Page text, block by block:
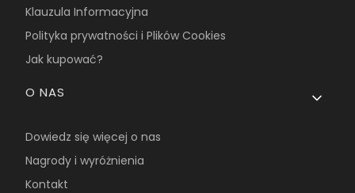
Klauzula Informacyjna
Polityka prywatności i Plików Cookies
Jak kupować?
O NAS
Dowiedz się więcej o nas
Nagrody i wyróżnienia
Kontakt